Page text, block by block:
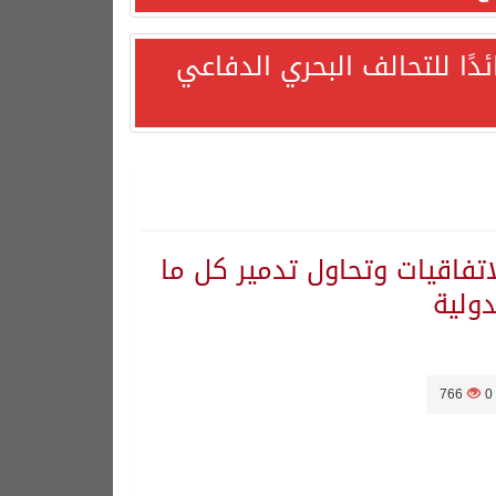
باستقرار السوق البترولية
للتحالف البحري الدفاعي
وتحاول تدمير كل ما
0
766